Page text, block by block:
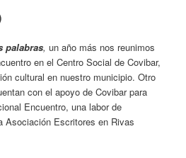
palabras,un año más nos reunimos
en el Centro Social de Covibar,
cultural en nuestro municipio. Otro
con el apoyo de Covibar para
Encuentro, una labor de
Asociación Escritores en Rivas